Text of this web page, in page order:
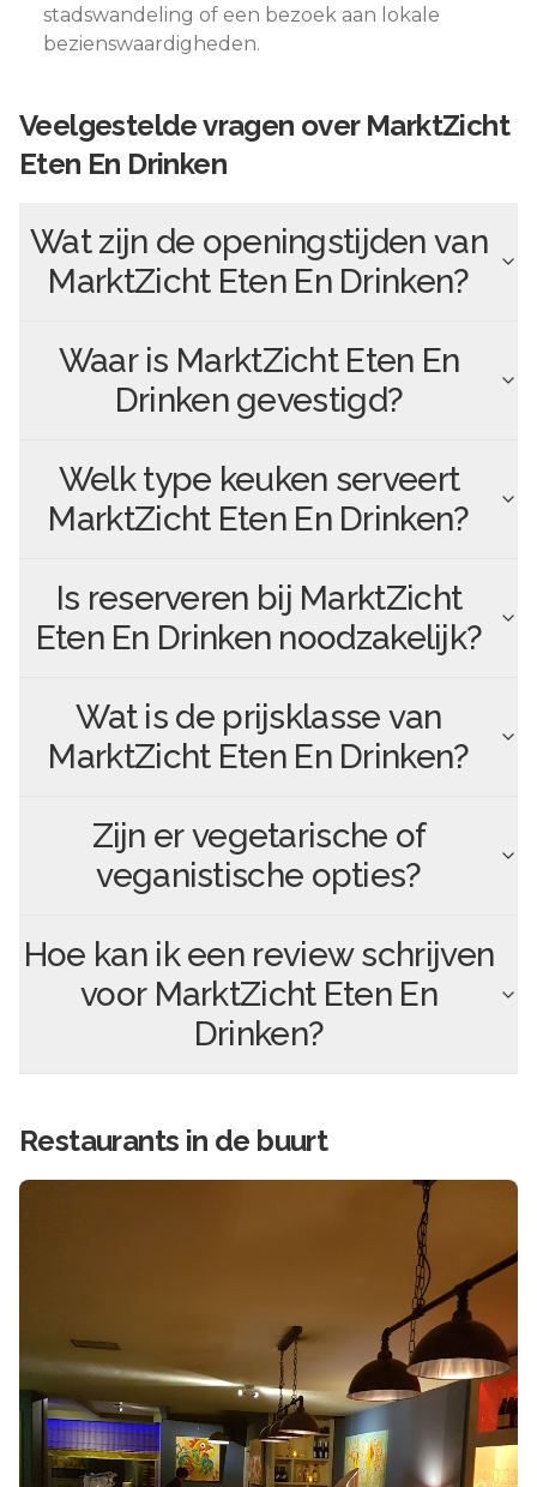
stadswandeling of een bezoek aan lokale
bezienswaardigheden.
Veelgestelde vragen over MarktZicht
Eten En Drinken
Wat zijn de openingstijden van
MarktZicht Eten En Drinken?
Waar is MarktZicht Eten En
Drinkengevestigd?
Welk type keuken serveert
MarktZicht Eten En Drinken?
Is reserveren bij MarktZicht
Eten En Drinken noodzakelijk?
Wat is de prijsklasse van
MarktZicht Eten En Drinken?
Zijn er vegetarische of
veganistische opties?
Hoe kan ik een review schrijven
voor MarktZicht Eten En
Drinken?
Restaurants in de buurt